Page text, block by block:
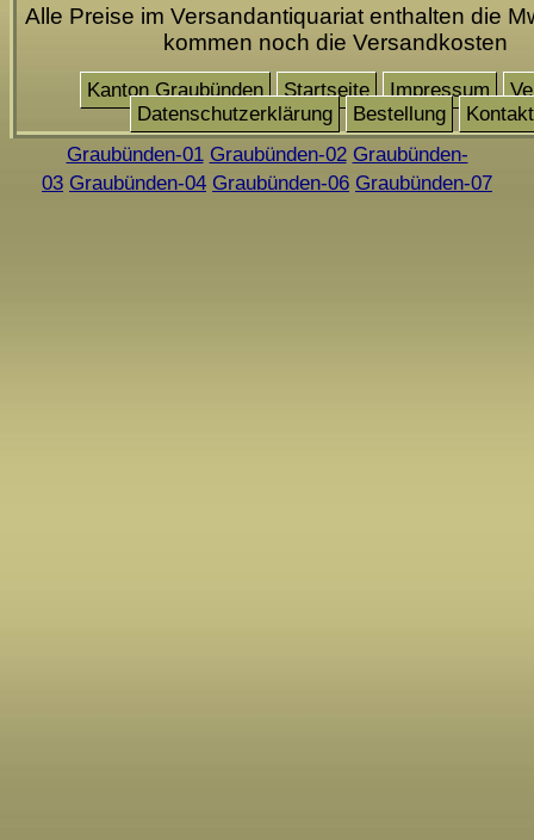
Alle Preise im Versandantiquariat enthalten die
kommen noch die Versandkosten
Kanton Graubünden Startseite Impressum
Datenschutzerklärung
Bestellung
Kontakt
Graubünden-01 Graubünden-02 Graubünden-
03 Graubünden-04 Graubünden-06 Graubünden-07